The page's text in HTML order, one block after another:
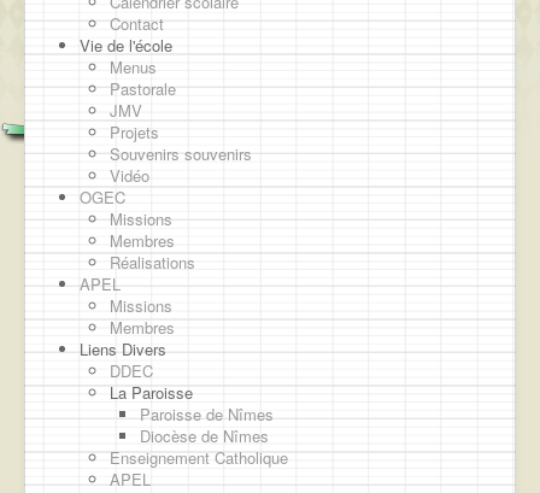
Contact
Vie de l'école
Menus
Pastorale
JMV
Projets
Souvenirs souvenirs
Vidéo
OGEC
Missions
Membres
Réalisations
APEL
Missions
Membres
Liens Divers
DDEC
La Paroisse
Paroisse de Nîmes
Diocèse de Nîmes
Enseignement Catholique
APEL